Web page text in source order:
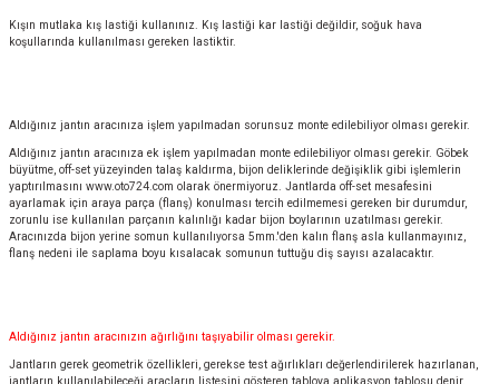
Kışın mutlaka kış lastiği kullanınız. Kış lastiği kar lastiği değildir, soğuk hava
koşullarında kullanılması gereken lastiktir.
Aldığınız jantın aracınıza işlem yapılmadan sorunsuz monte edilebiliyor olması gerekir.
Aldığınız jantın aracınıza ek işlem yapılmadan monte edilebiliyor olması gerekir. Göbek
büyütme, off-set yüzeyinden talaş kaldırma, bijon deliklerinde değişiklik gibi işlemlerin
yaptırılmasını www.oto724.com olarak önermiyoruz. Jantlarda off-set mesafesini
ayarlamak için araya parça (flanş) konulması tercih edilmemesi gereken bir durumdur,
zorunlu ise kullanılan parçanın kalınlığı kadar bijon boylarının uzatılması gerekir.
Aracınızda bijon yerine somun kullanılıyorsa 5mm.'den kalın flanş asla kullanmayınız,
flanş nedeni ile saplama boyu kısalacak somunun tuttuğu diş sayısı azalacaktır.
Aldığınız jantın aracınızın ağırlığını taşıyabilir olması gerekir.
Jantların gerek geometrik özellikleri, gerekse test ağırlıkları değerlendirilerek hazırlanan,
jantların kullanılabileceği araçların listesini gösteren tabloya aplikasyon tablosu denir.